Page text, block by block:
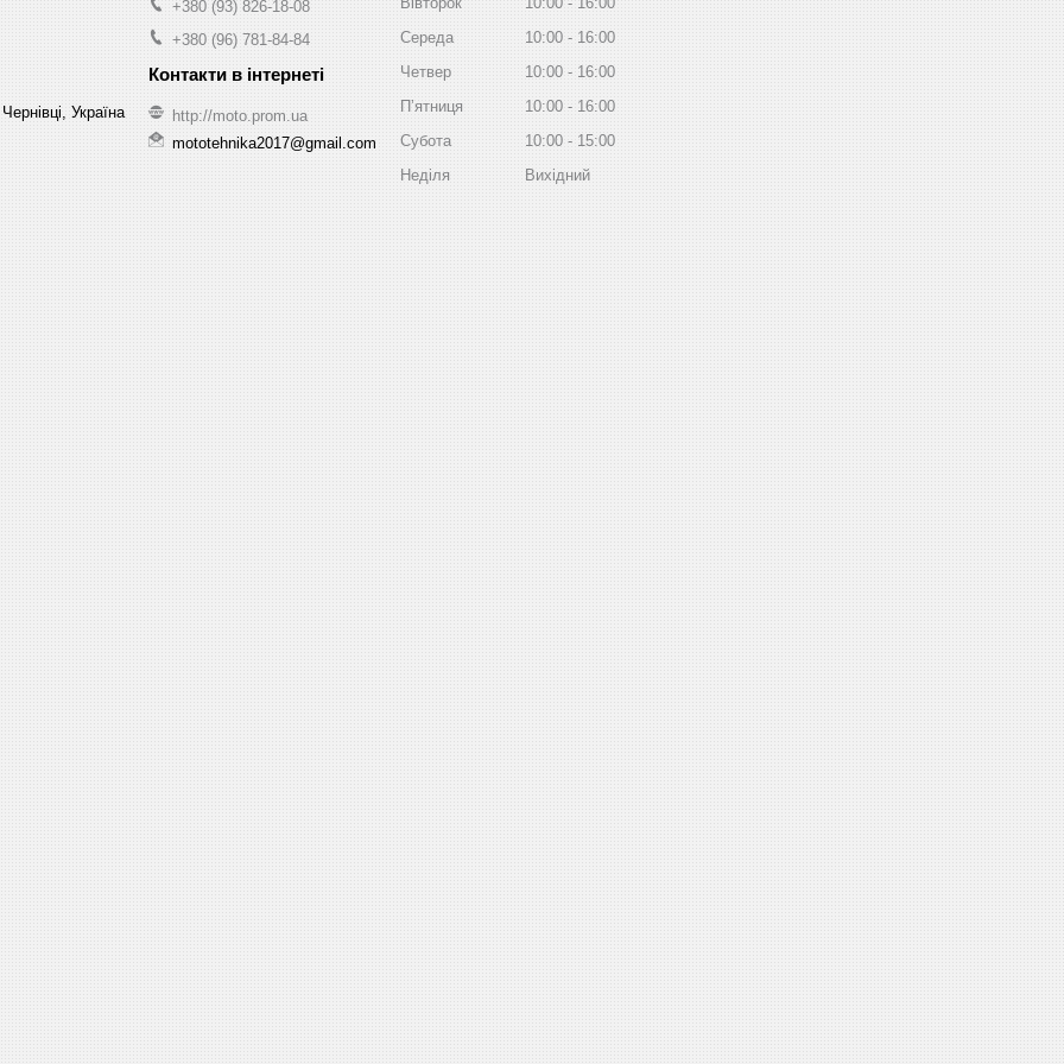
Україна
+380 (93) 826-18-08
+380 (96) 781-84-84
http://moto.prom.ua
mototehnika2017@gmail.com
Середа
10:00
16:00
Четвер
10:00
16:00
Пʼятниця
10:00
16:00
Субота
10:00
15:00
Неділя
Вихідний